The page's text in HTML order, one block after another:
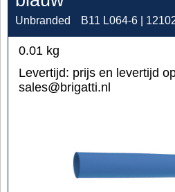
Unbranded B11 L064-6 |
0.01 kg
Levertijd: prijs en levertijd
sales@brigatti.nl